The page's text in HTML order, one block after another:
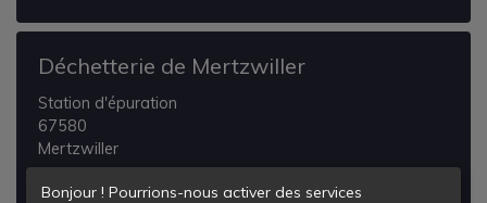
Déchetterie de Mertzwiller
Station d'épuration
67580
Mertzwiller
Voir les détails de laDéchetterie de Mertzwiller
Bonjour ! Pourrions-nous activer des services